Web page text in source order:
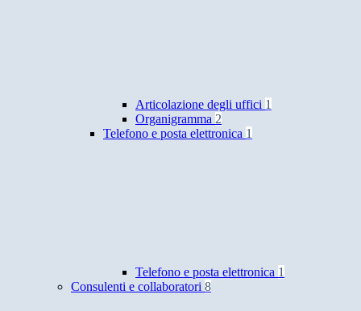
Articolazione degli uffici 1
Organigramma 2
Telefono e posta elettronica 1
Telefono e posta elettronica 1
Consulenti e collaboratori 8